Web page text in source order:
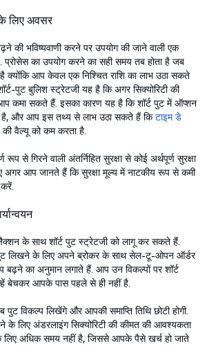
लिए अवसर
की भविष्यवाणी करने पर उपयोग की जाने वाली एक
प्रोसेस का उपयोग करने का सही समय तब होता है जब
है क्योंकि आप केवल एक निश्चित राशि का लाभ उठा सकते
पुट बुलिश स्ट्रेटजी यह है कि अगर सिक्योरिटी की
कमा सकते हैं. इसका कारण यह है कि शॉर्ट पुट में ऑप्शन
है, और आप इस तथ्य से लाभ उठा सकते हैं किटाइम डे
वैल्यू को कम करता है.
से गिरने वाली अंतर्निहित सुरक्षा से कोई अर्थपूर्ण सुरक्षा
अगर आप जानते हैं कि सुरक्षा मूल्य में नाटकीय रूप से कमी
के साथ शॉर्ट पुट स्ट्रेटजी को लागू कर सकते हैं.
पुट लिखने के लिए अपने ब्रोकर के साथ सेल-टू-ओपन ऑर्डर
बढ़ने का अनुमान लगाते हैं. आप उन विकल्पों पर शॉर्ट
बेचकर आपके पास पहले से ही नहीं है.
विकल्प लिखेंगे और आपकी समाप्ति तिथि छोटी होगी.
लिए अंडरलाइंग सिक्योरिटी की कीमत की आवश्यकता
लिए अधिक समय नहीं है, जिससे आपके पैसे खर्च हो जाते